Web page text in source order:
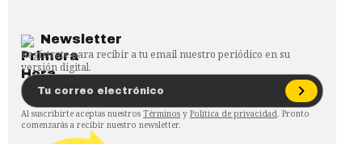
Newsletter
Regístrate para recibir a tu email nuestro periódico en su
versión digital.
Al suscribirte aceptas nuestros Términos y Política de privacidad. Pronto
comenzarás a recibir nuestro newsletter.